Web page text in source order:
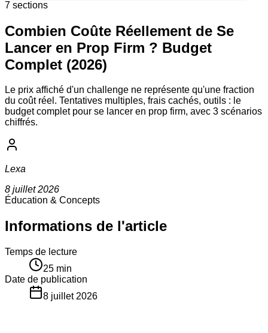
7 sections
Combien Coûte Réellement de Se
Lancer en Prop Firm ? Budget
Complet (2026)
Le prix affiché d'un challenge ne représente qu'une fraction
du coût réel. Tentatives multiples, frais cachés, outils : le
budget complet pour se lancer en prop firm, avec 3 scénarios
chiffrés.
Lexa
8 juillet 2026
Éducation & Concepts
Informations de l'article
Temps de lecture
25 min
Date de publication
8 juillet 2026